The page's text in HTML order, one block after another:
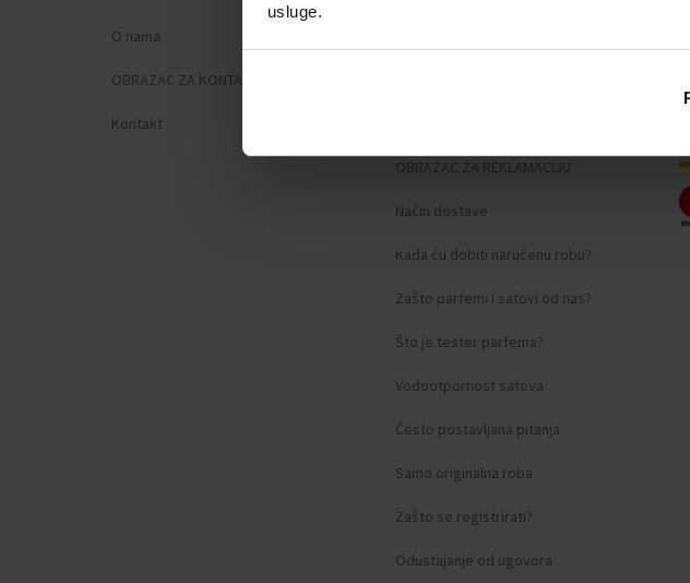
usluge.
O nama
OBRAZAC ZA KONTAKT
Kontakt
OBRAZAC ZA REKLAMACIJU
Način dostave
Kada ću dobiti naručenu robu?
Zašto parfemi i satovi od nas?
Što je tester parfema?
Vodootpornost satova
Često postavljana pitanja
Samo originalna roba
Zašto se registrirati?
Odustajanje od ugovora